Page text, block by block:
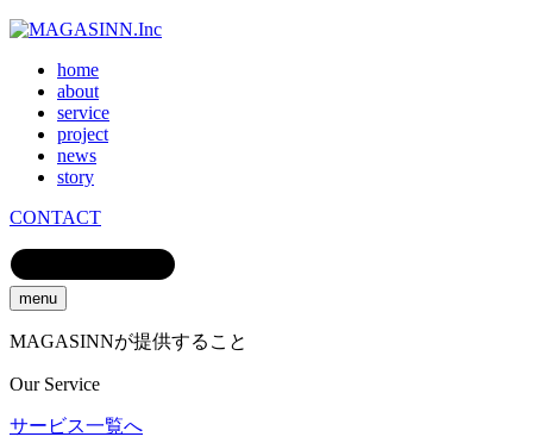
home
about
service
project
news
story
CONTACT
menu
MAGASINNが提供すること
Our Service
サービス一覧へ